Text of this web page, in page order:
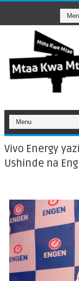
Vivo Energy
Ushinde na